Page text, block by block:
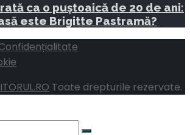
ca o puștoaică de 20 de ani:
este Brigitte Pastramă?
Toate drepturile rezervate.